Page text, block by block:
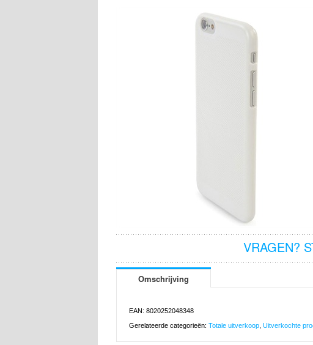
VRAGEN?
Omschrijving
EAN: 8020252048348
Gerelateerde categorieën: Totale uitverkoop Uitverkochte